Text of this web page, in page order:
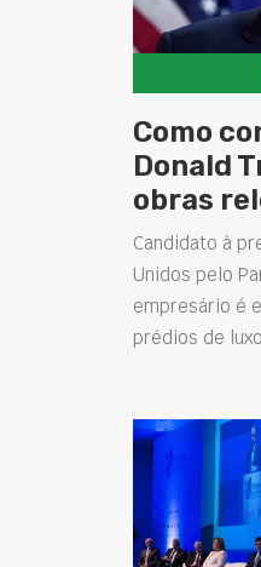
Como
Donald
obras
Candidato à
Unidos pelo
empresário é
prédios de